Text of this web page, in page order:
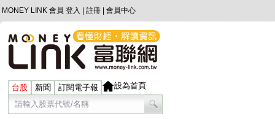
MONEY LINK 會員 登入 註冊 會員中心
台股 新聞 訂閱電子報 設為首頁